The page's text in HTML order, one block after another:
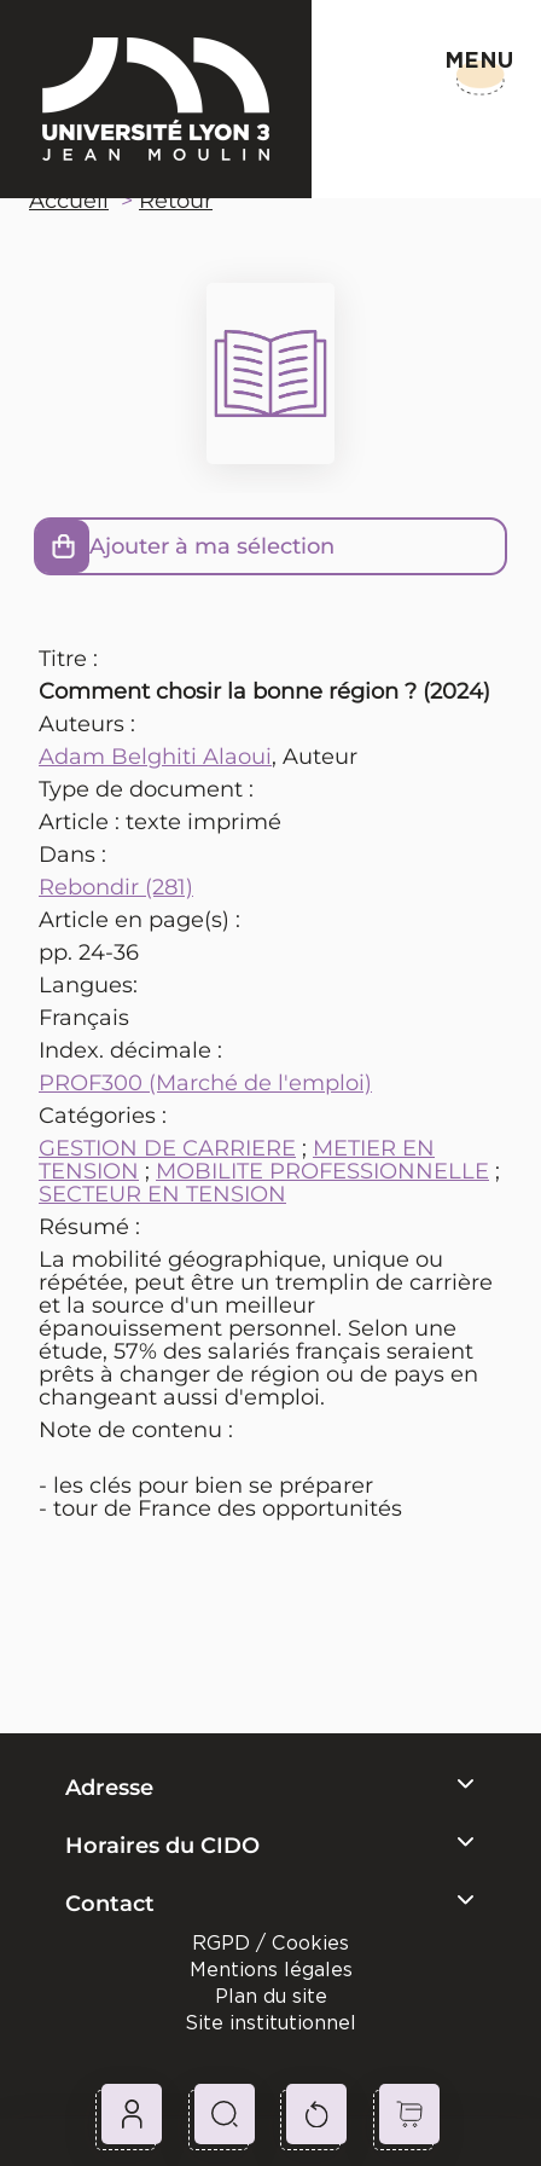
MENU
Accueil Retour
Ajouter à ma sélection
Titre :
Comment chosir la bonne région ? (2024)
Auteurs :
Adam Belghiti Alaoui, Auteur
Type de document :
Article : texte imprimé
Dans :
Rebondir (281)
Article en page(s) :
pp. 24-36
Langues:
Français
Index. décimale :
PROF300 (Marché de l'emploi)
Catégories :
GESTION DE CARRIERE ; METIER EN
TENSION ; MOBILITE PROFESSIONNELLE ;
SECTEUR EN TENSION
Résumé :
La mobilité géographique, unique ou
répétée, peut être un tremplin de carrière
et la source d'un meilleur
épanouissement personnel. Selon une
étude, 57% des salariés français seraient
prêts à changer de région ou de pays en
changeant aussi d'emploi.
Note de contenu :
- les clés pour bien se préparer
- tour de France des opportunités
Adresse
Horaires du CIDO
Contact
RGPD / Cookies
Mentions légales
Plan du site
Site institutionnel